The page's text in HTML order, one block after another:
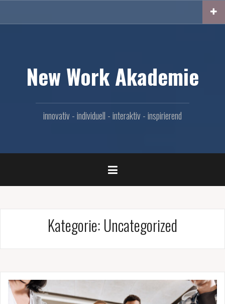
content
New Work Akademie
innovativ - individuell - interaktiv - inspirierend
Kategorie: Uncategorized